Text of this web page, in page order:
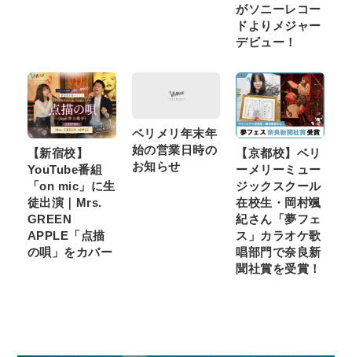
がソニーレコー
ドよりメジャー
デビュー！
【新宿校】
YouTube番組
「on mic」に生
徒出演｜Mrs.
GREEN
APPLE「点描
の唄」をカバー
ベリメリ年末年
始の営業日時の
お知らせ
【京都校】ベリ
ーメリーミュー
ジックスクール
在校生・岡村颯
紀さん「夢フェ
ス」カラオケ歌
唱部門で奈良新
聞社賞を受賞！